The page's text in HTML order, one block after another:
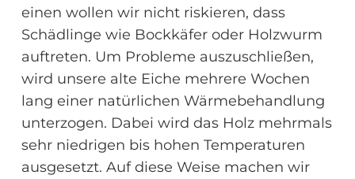
einen wollen wir nicht riskieren, dass
Schädlinge wie Bockkäfer oder Holzwurm
auftreten. Um Probleme auszuschließen,
wird unsere alte Eiche mehrere Wochen
lang einer natürlichen Wärmebehandlung
unterzogen. Dabei wird das Holz mehrmals
sehr niedrigen bis hohen Temperaturen
ausgesetzt. Auf diese Weise machen wir